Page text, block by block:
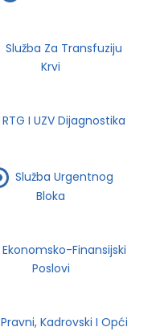
Služba Za Transfuziju
Krvi
RTG I UZV Dijagnostika
Služba Urgentnog
Bloka
Ekonomsko-Finansijski
Poslovi
Pravni, Kadrovski I Opći